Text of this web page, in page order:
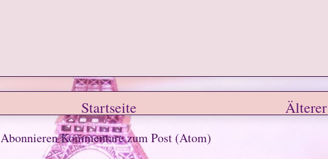
Startseite
AbonnierenKommentare zum Post (Atom)